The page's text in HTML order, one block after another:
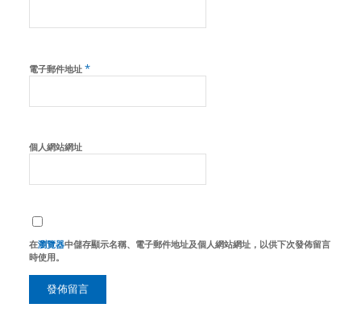
電子郵件地址 *
個人網站網址
在瀏覽器中儲存顯示名稱、電子郵件地址及個人網站網址，以供下次發佈留言
時使用。